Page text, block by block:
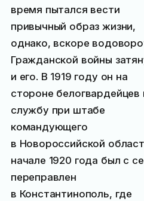
время пытался вести
привычный образ жизни,
однако, вскоре
Гражданской войны
и его. В 1919 году он на
стороне белогвардейцев
службу при штабе
командующего
в Новороссийской
начале 1920 года был с
переправлен
в Константинополь, где